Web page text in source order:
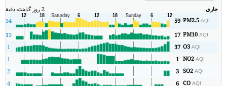
جاری 2 روز گذشته دقیقه
PM2.5AQI
59
34
PM10AQI
17
13
O3AQI
37
1
NO2AQI
1
1
SO2AQI
3
2
COAQI
6
4